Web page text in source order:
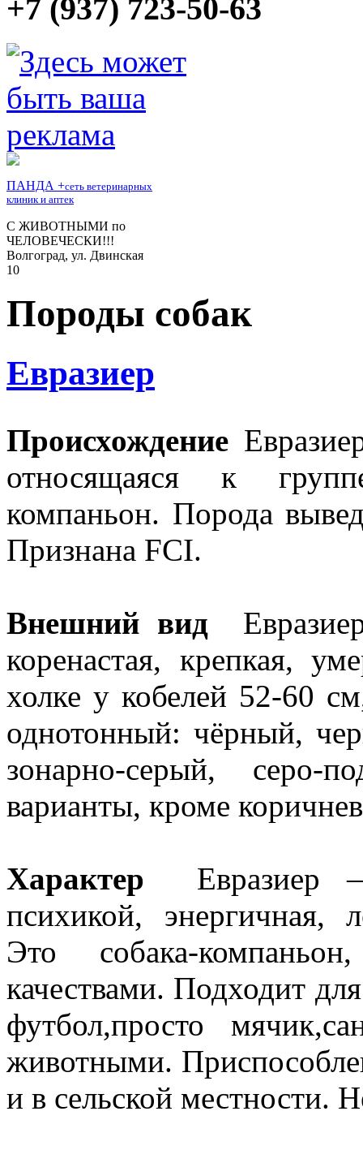
+7 (937) 723-50-63
Породы собак
Евразиер
Происхождение
относящаяся к
компаньон. Порода
Признана FCI.
Внешний вид
коренастая, крепкая,
холке у кобелей 52-60
однотонный: чёрный,
зонарно-серый, серо-
варианты, кроме
Характер Евразиер —
психикой, энергичная,
Это собака-
качествами. Подходит
футбол,просто
животными.
и в сельской местности.